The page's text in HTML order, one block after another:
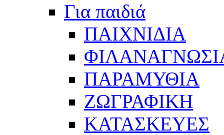
Για παιδιά
ΠΑΙΧΝΙΔΙΑ
ΠΑΡΑΜΥΘΙΑ
ΖΩΓΡΑΦΙΚΗ
ΚΑΤΑΣΚΕΥΕΣ